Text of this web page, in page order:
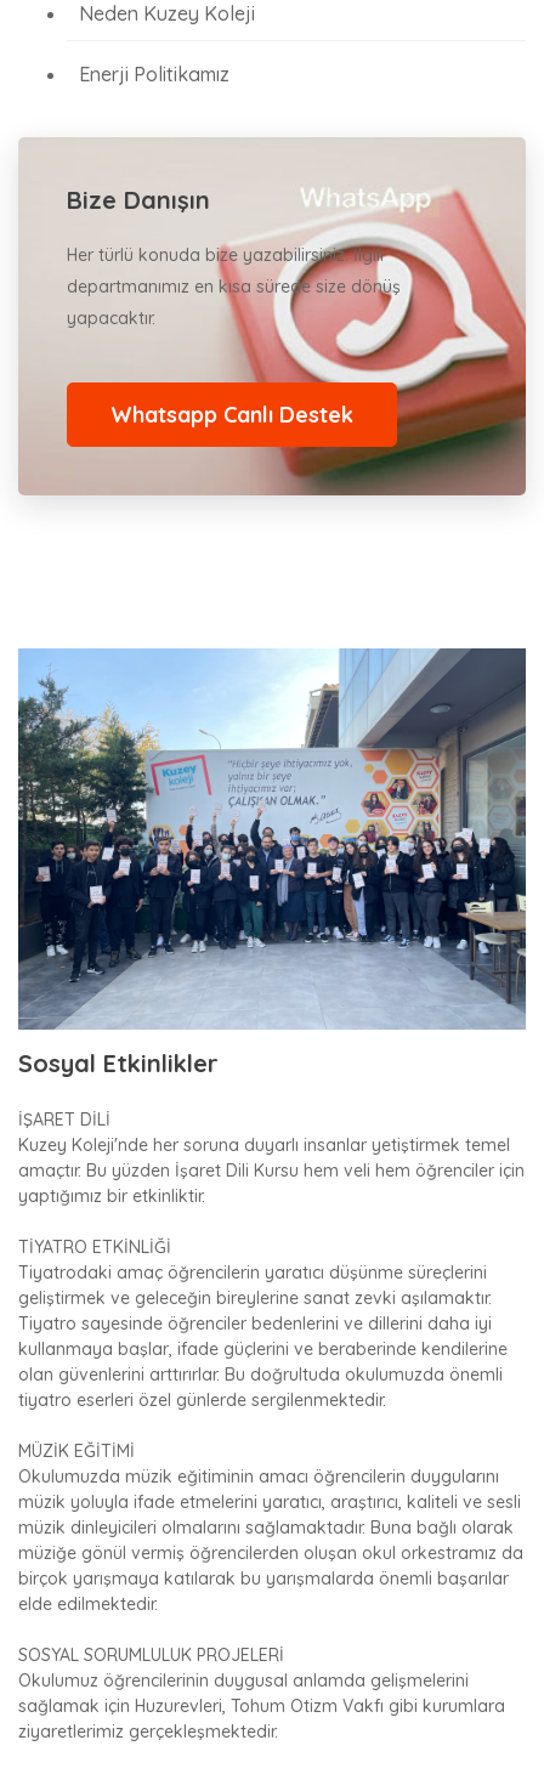
Neden Kuzey Koleji
Enerji Politikamız
Bize Danışın
Her türlü konuda bize yazabilirsiniz. İlgili
departmanımız en kısa sürede size dönüş
yapacaktır.
Whatsapp Canlı Destek
Sosyal Etkinlikler
İŞARET DİLİ
Kuzey Koleji'nde her soruna duyarlı insanlar yetiştirmek temel
amaçtır. Bu yüzden İşaret Dili Kursu hem veli hem öğrenciler için
yaptığımız bir etkinliktir.
TİYATRO ETKİNLİĞİ
Tiyatrodaki amaç öğrencilerin yaratıcı düşünme süreçlerini
geliştirmek ve geleceğin bireylerine sanat zevki aşılamaktır.
Tiyatro sayesinde öğrenciler bedenlerini ve dillerini daha iyi
kullanmaya başlar, ifade güçlerini ve beraberinde kendilerine
olan güvenlerini arttırırlar. Bu doğrultuda okulumuzda önemli
tiyatro eserleri özel günlerde sergilenmektedir.
MÜZİK EĞİTİMİ
Okulumuzda müzik eğitiminin amacı öğrencilerin duygularını
müzik yoluyla ifade etmelerini yaratıcı, araştırıcı, kaliteli ve sesli
müzik dinleyicileri olmalarını sağlamaktadır. Buna bağlı olarak
müziğe gönül vermiş öğrencilerden oluşan okul orkestramız da
birçok yarışmaya katılarak bu yarışmalarda önemli başarılar
elde edilmektedir.
SOSYAL SORUMLULUK PROJELERİ
Okulumuz öğrencilerinin duygusal anlamda gelişmelerini
sağlamak için Huzurevleri, Tohum Otizm Vakfı gibi kurumlara
ziyaretlerimiz gerçekleşmektedir.